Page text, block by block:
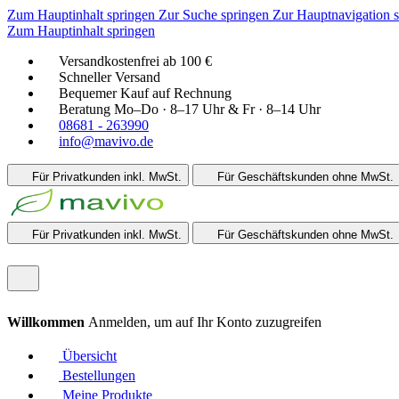
Zum Hauptinhalt springen Zur Suche springen Zur Hauptnavigation
Zum Hauptinhalt springen
Versandkostenfrei ab 100 €
Schneller Versand
Bequemer Kauf auf Rechnung
Beratung Mo–Do · 8–17 Uhr & Fr · 8–14 Uhr
08681 - 263990
info@mavivo.de
Für Privatkunden inkl. MwSt. Für Geschäftskunden ohne MwSt.
Für Privatkunden inkl. MwSt. Für Geschäftskunden ohne MwSt.
Willkommen Anmelden, um auf Ihr Konto zuzugreifen
Übersicht
Bestellungen
Meine Produkte